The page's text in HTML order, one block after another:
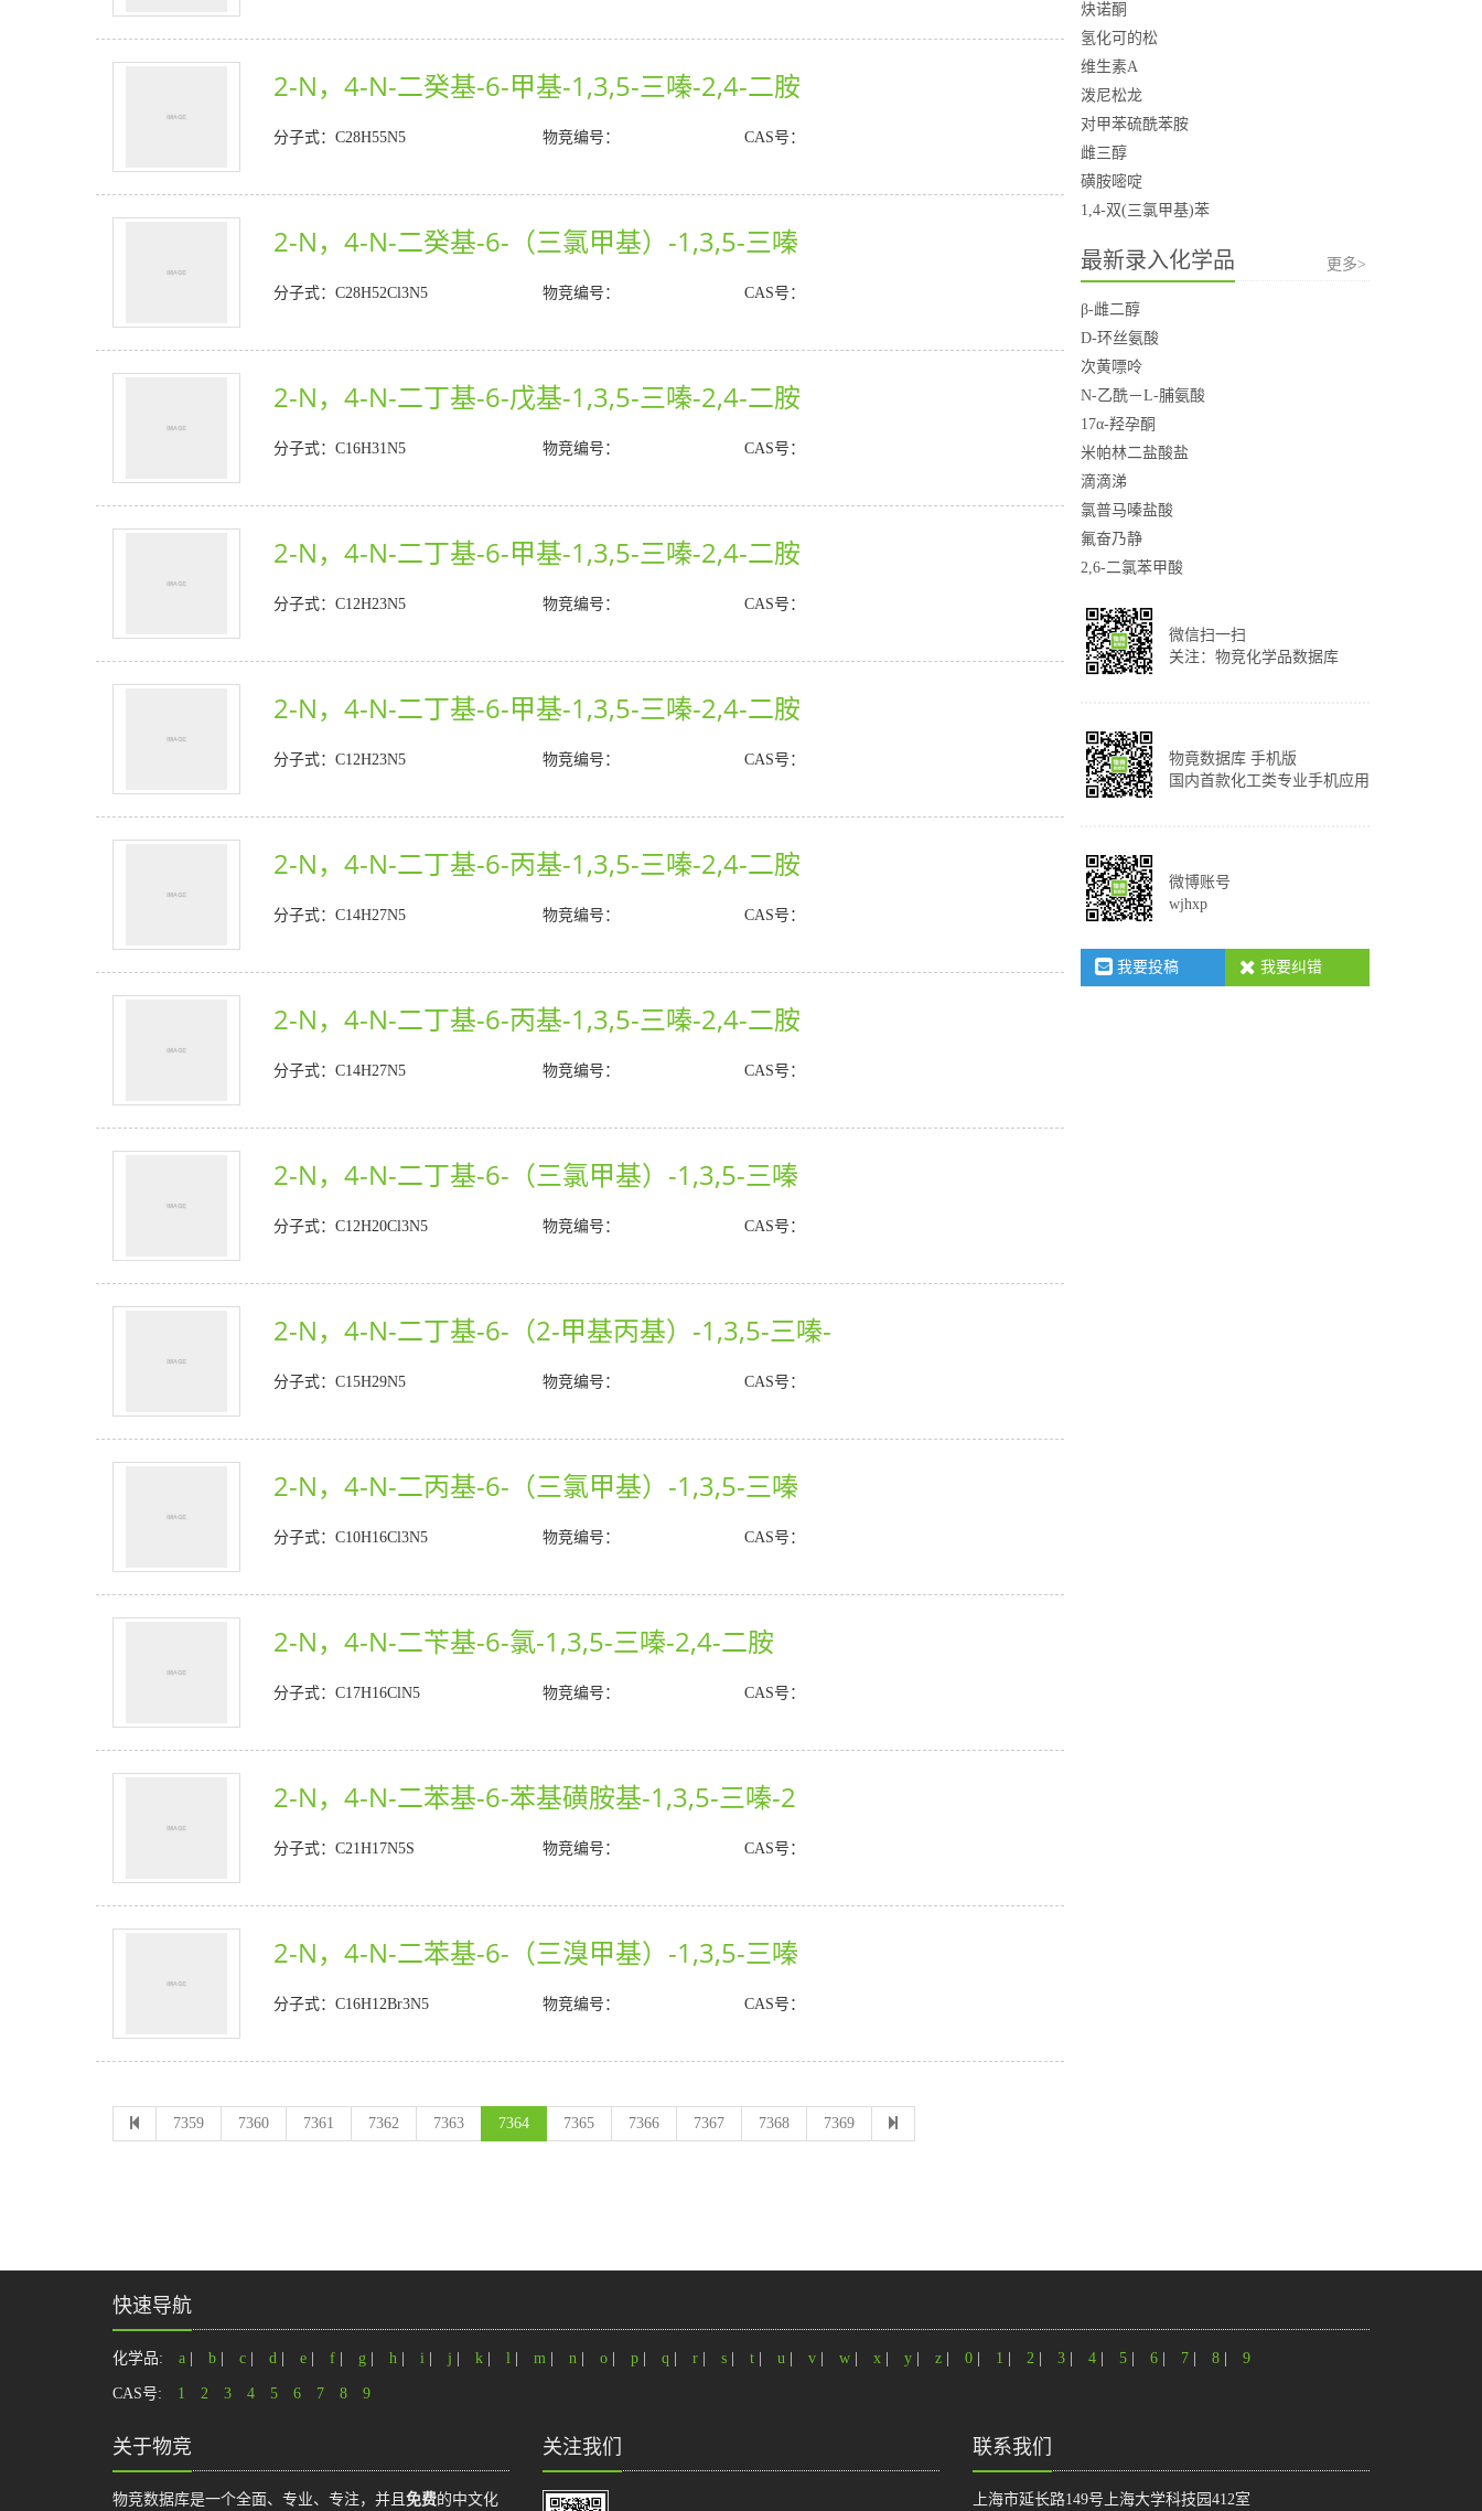
2-N，4-N-二癸基-6-甲基-1,3,5-三嗪-2,4-二胺
分子式：C28H55N5 物竞编号： CAS号：
2-N，4-N-二癸基-6-（三氯甲基）-1,3,5-三嗪
分子式：C28H52Cl3N5 物竞编号： CAS号：
2-N，4-N-二丁基-6-戊基-1,3,5-三嗪-2,4-二胺
分子式：C16H31N5 物竞编号： CAS号：
2-N，4-N-二丁基-6-甲基-1,3,5-三嗪-2,4-二胺
分子式：C12H23N5 物竞编号： CAS号：
2-N，4-N-二丁基-6-甲基-1,3,5-三嗪-2,4-二胺
分子式：C12H23N5 物竞编号： CAS号：
2-N，4-N-二丁基-6-丙基-1,3,5-三嗪-2,4-二胺
分子式：C14H27N5 物竞编号： CAS号：
2-N，4-N-二丁基-6-丙基-1,3,5-三嗪-2,4-二胺
分子式：C14H27N5 物竞编号： CAS号：
2-N，4-N-二丁基-6-（三氯甲基）-1,3,5-三嗪
分子式：C12H20Cl3N5 物竞编号： CAS号：
2-N，4-N-二丁基-6-（2-甲基丙基）-1,3,5-三嗪-
分子式：C15H29N5 物竞编号： CAS号：
2-N，4-N-二丙基-6-（三氯甲基）-1,3,5-三嗪
分子式：C10H16Cl3N5 物竞编号： CAS号：
2-N，4-N-二苄基-6-氯-1,3,5-三嗪-2,4-二胺
分子式：C17H16ClN5 物竞编号： CAS号：
2-N，4-N-二苯基-6-苯基磺胺基-1,3,5-三嗪-2
分子式：C21H17N5S 物竞编号： CAS号：
2-N，4-N-二苯基-6-（三溴甲基）-1,3,5-三嗪
分子式：C16H12Br3N5 物竞编号： CAS号：
7359 7360 7361 7362 7363 7364 7365 7366 7367 7368 7369
炔诺酮
氢化可的松
维生素A
泼尼松龙
对甲苯硫酰苯胺
雌三醇
磺胺嘧啶
1,4-双(三氯甲基)苯
最新录入化学品 更多>
β-雌二醇
D-环丝氨酸
次黄嘌呤
N-乙酰－L-脯氨酸
17α-羟孕酮
米帕林二盐酸盐
滴滴涕
氯普马嗪盐酸
氟奋乃静
2,6-二氯苯甲酸
微信扫一扫
关注：物竞化学品数据库
物竟数据库 手机版
国内首款化工类专业手机应用
微博账号
wjhxp
我要投稿 我要纠错
快速导航
化学品: a b c d e f g h i j k l m n o p q r s t u v w x y z 0 1 2 3 4 5 6 7 8 9
CAS号: 1 2 3 4 5 6 7 8 9
关于物竞
物竞数据库是一个全面、专业、专注，并且 免费的中文化
关注我们 联系我们
上海市延长路149号上海大学科技园412室